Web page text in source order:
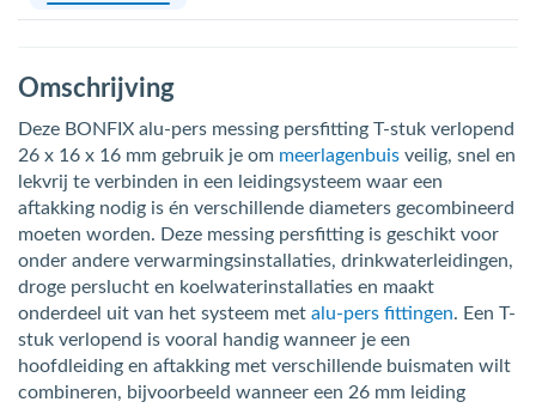
Omschrijving
Deze BONFIX alu-pers messing persfitting T-stuk verlopend
26 x 16 x 16 mm gebruik je om meerlagenbuis veilig, snel en
lekvrij te verbinden in een leidingsysteem waar een
aftakking nodig is én verschillende diameters gecombineerd
moeten worden. Deze messing persfitting is geschikt voor
onder andere verwarmingsinstallaties, drinkwaterleidingen,
droge perslucht en koelwaterinstallaties en maakt
onderdeel uit van het systeem met alu-pers fittingen. Een T-
stuk verlopend is vooral handig wanneer je een
hoofdleiding en aftakking met verschillende buismaten wilt
combineren, bijvoorbeeld wanneer een 26 mm leiding